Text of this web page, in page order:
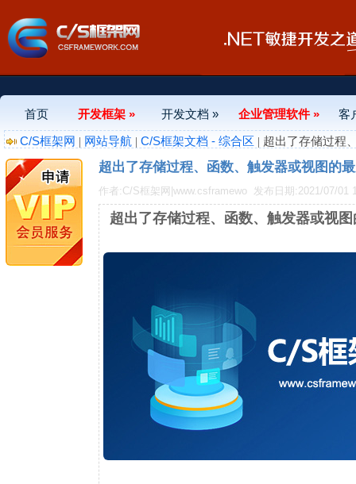
首页 开发框架 » 开发文档 » 企业管理软件 »
客
C/S框架网 | 网站导航 | C/S框架文档 - 综合区 | 超出了存储过程
超出了存储过程、函数、触发器或视图的
作者:C/S框架网|www.csframewo 发布日期:2021/07/01
超出了存储过程、函数、触发器或视